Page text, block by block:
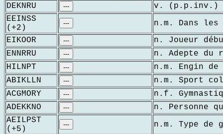
DEKNRU ---
v. (p.p.inv.)
EEINSS
(+2)
---
n.m. Dans
EIKOOR
---
n. Joueur
ENNRRU
---
n. Adepte du
HILNPT
---
n.m. Engin de
ABIKLLN
---
n.m. Sport
ACGMORY
---
n.f.
ADEKKNO
---
n. Personne
AEILPST
(+5)
---
n.m. Type de